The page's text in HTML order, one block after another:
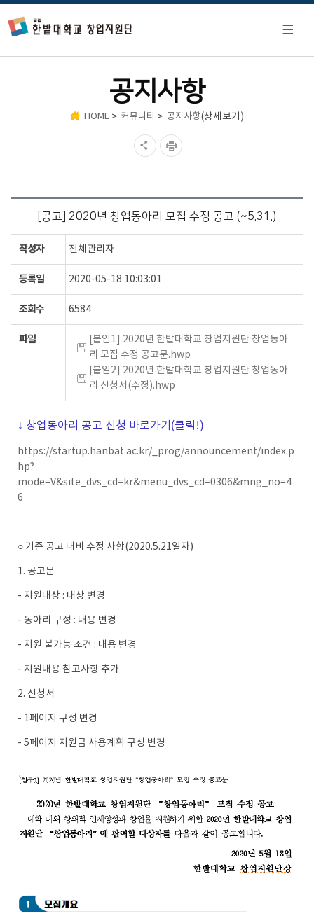
공지사항
HOME > 커뮤니티 > 공지사항(상세보기)
[공고] 2020년 창업동아리 모집 수정 공고 (~5.31.)
작성자 전체관리자
등록일 2020-05-18 10:03:01
조회수 6584
파일
[붙임1] 2020년 한밭대학교 창업지원단 창업동아
리 모집 수정 공고문.hwp
[붙임2] 2020년 한밭대학교 창업지원단 창업동아
리 신청서(수정).hwp
↓ 창업동아리 공고 신청 바로가기(클릭!)
https://startup.hanbat.ac.kr/_prog/announcement/index.p
hp?
mode=V&site_dvs_cd=kr&menu_dvs_cd=0306&mng_no=4
6
○ 기존 공고 대비 수정 사항(2020.5.21일자)
1. 공고문
- 지원대상 : 대상 변경
- 동아리 구성 : 내용 변경
- 지원 불가능 조건 : 내용 변경
- 지원내용 참고사항 추가
2. 신청서
- 1페이지 구성 변경
- 5페이지 지원금 사용계획 구성 변경